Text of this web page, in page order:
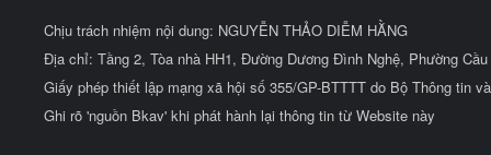
Chịu trách nhiệm nội dung: NGUYỄN THẢO DIỄM HẰNG
Địa chỉ: Tầng 2, Tòa nhà HH1, Đường Dương Đình Nghệ, Phường
Giấy phép thiết lập mạng xã hội số 355/GP-BTTTT do Bộ Thông tin
Ghi rõ 'nguồn Bkav' khi phát hành lại thông tin từ Website này